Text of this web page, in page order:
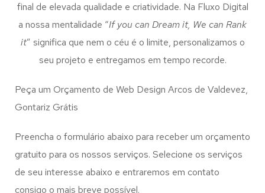
final de elevada qualidade e criatividade. Na Fluxo Digital
a nossa mentalidade “If you can Dream it, We can Rank
it” significa que nem o céu é o limite, personalizamos o
seu projeto e entregamos em tempo recorde.
Peça um Orçamento de Web Design Arcos de Valdevez,
Gontariz Grátis
Preencha o formulário abaixo para receber um orçamento
gratuito para os nossos serviços. Selecione os serviços
de seu interesse abaixo e entraremos em contato
consigo o mais breve possível.